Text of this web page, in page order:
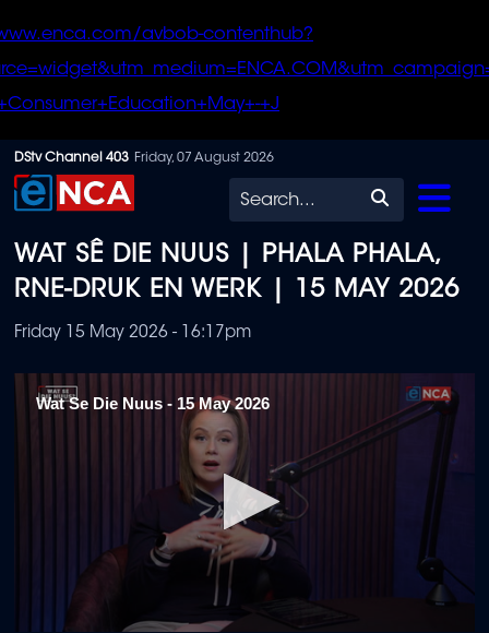
Skip
to
content
avbob-contenthub?
+J
DStv Channel 403 Friday, 07 August 2026
Search
WAT SÊ DIE NUUS | PHALA PHALA,
RNE-DRUK EN WERK | 15 MAY 2026
Friday 15 May 2026 - 16:17pm
Wat Se Die Nuus - 15 May 2026